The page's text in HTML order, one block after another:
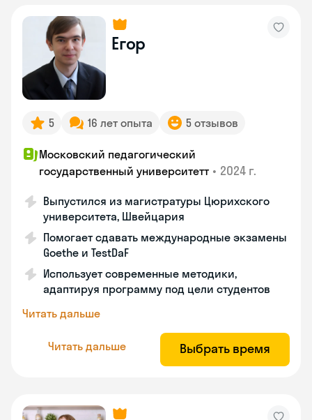
Егор
5 16 лет опыта 5 отзывов
Московский педагогический
государственный университетт • 2024 г.
Выпустился из магистратуры Цюрихского
университета, Швейцария
Помогает сдавать международные экзамены
Goethe и TestDaF
Использует современные методики,
адаптируя программу под цели студентов
Читать дальше
Читать дальше Выбрать время